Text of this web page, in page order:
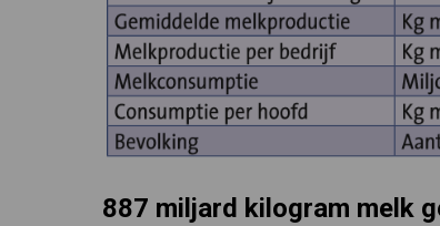
887 miljard kilogram melk